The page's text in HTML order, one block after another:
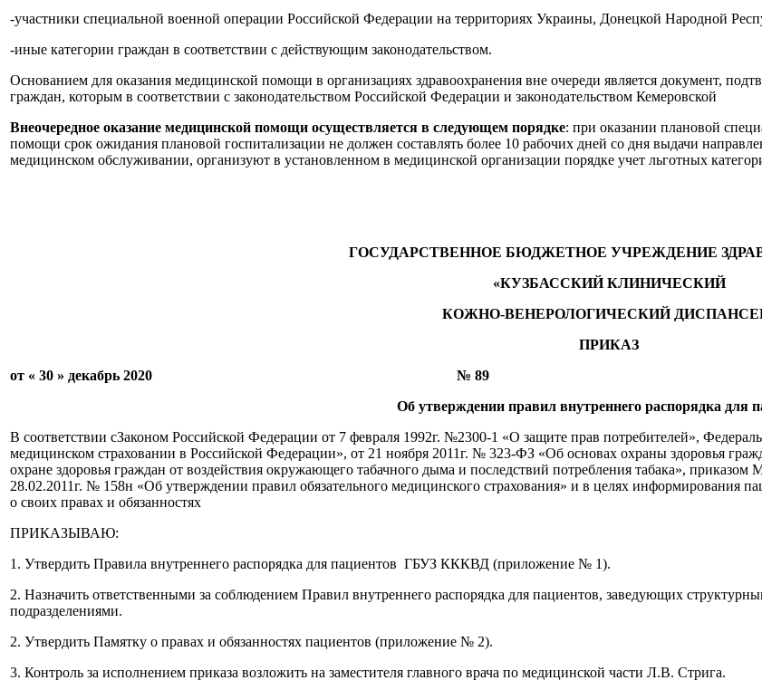
-участники специальной военной операции Российской Федерации на территориях Украины, Донецкой Народной
-иные категории граждан в соответствии с действующим законодательством.
Основанием для оказания медицинской помощи в организациях здравоохранения вне очереди является документ,
граждан, которым в соответствии с законодательством Российской Федерации и законодательством Кемеровской
Внеочередное оказание медицинской помощи осуществляется в следующем порядке: при оказании плановой
помощи срок ожидания плановой госпитализации не должен составлять более 10 рабочих дней со дня выдачи
медицинском обслуживании, организуют в установленном в медицинской организации порядке учет льготных
ГОСУДАРСТВЕННОЕ БЮДЖЕТНОЕ УЧРЕЖДЕНИЕ
«КУЗБАССКИЙ КЛИНИЧЕСКИЙ
КОЖНО-ВЕНЕРОЛОГИЧЕСКИЙ
ПРИКАЗ
от « 30 » декабрь 2020 № 89
Об утверждении правил внутреннего распорядка для
В соответствии сЗаконом Российской Федерации от 7 февраля 1992г. №2300-1 «О защите прав потребителей»,
медицинском страховании в Российской Федерации», от 21 ноября 2011г. № 323-ФЗ «Об основах охраны здоровья
охране здоровья граждан от воздействия окружающего табачного дыма и последствий потребления табака»,
28.02.2011г. № 158н «Об утверждении правил обязательного медицинского страхования» и в целях
о своих правах и обязанностях
ПРИКАЗЫВАЮ:
1. Утвердить Правила внутреннего распорядка для пациентов ГБУЗ КККВД (приложение № 1).
2. Назначить ответственными за соблюдением Правил внутреннего распорядка для пациентов, заведующих
подразделениями.
2. Утвердить Памятку о правах и обязанностях пациентов (приложение № 2).
3. Контроль за исполнением приказа возложить на заместителя главного врача по медицинской части Л.В. Стрига.